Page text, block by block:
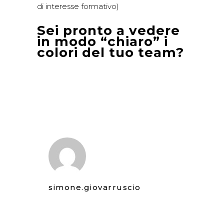
di interesse formativo)
Sei pronto a vedere
in modo “chiaro” i
colori del tuo team?
simone.giovarruscio